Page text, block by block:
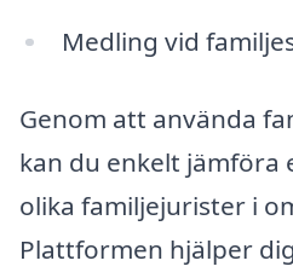
Medling vid
Genom att använda
kan du enkelt jämföra
olika familjejurister i
Plattformen hjälper